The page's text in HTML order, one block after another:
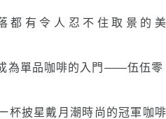
都有令人忍不住取景的美
為單品咖啡的入門――伍伍零
杯披星戴月潮時尚的冠軍咖啡